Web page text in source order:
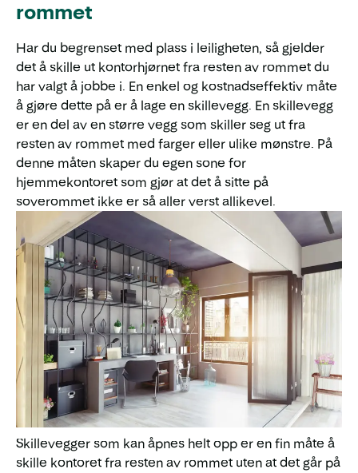
rommet
Har du begrenset med plass i leiligheten, så gjelder
det å skille ut kontorhjørnet fra resten av rommet du
har valgt å jobbe i. En enkel og kostnadseffektiv måte
å gjøre dette på er å lage en skillevegg. En skillevegg
er en del av en større vegg som skiller seg ut fra
resten av rommet med farger eller ulike mønstre. På
denne måten skaper du egen sone for
hjemmekontoret som gjør at det å sitte på
soverommet ikke er så aller verst allikevel.
Skillevegger som kan åpnes helt opp er en fin måte å
skille kontoret fra resten av rommet uten at det går på